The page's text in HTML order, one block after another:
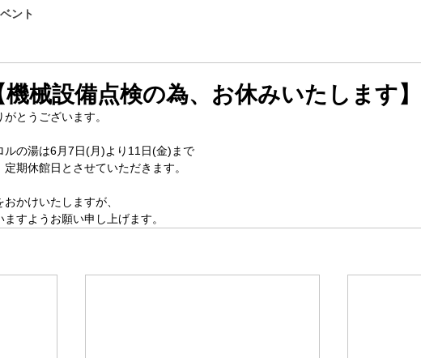
ント
械設備点検の為、お休みいたします】
とうございます。
ルの湯は6月7日(月)より11日(金)まで
期休館日とさせていただきます。
かけいたしますが、
すようお願い申し上げます。